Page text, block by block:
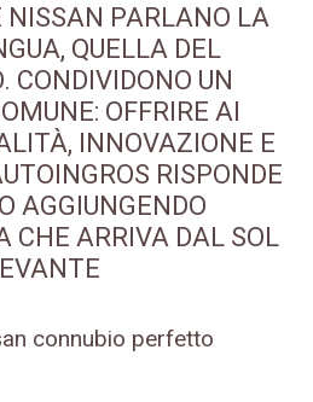
NISSAN PARLANO LA
QUELLA DEL
CONDIVIDONO UN
OFFRIRE AI
INNOVAZIONE E
RISPONDE
AGGIUNGENDO
CHE ARRIVA DAL SOL